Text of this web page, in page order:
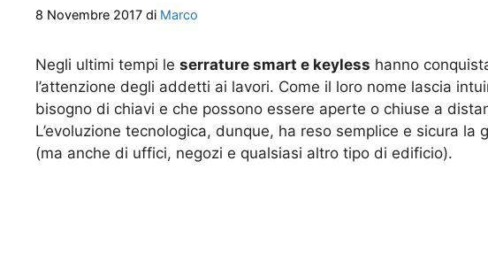
8 Novembre 2017 di Marco
Negli ultimi tempi le serrature smart e keyless hanno
l’attenzione degli addetti ai lavori. Come il loro nome lascia
bisogno di chiavi e che possono essere aperte o chiuse a
L’evoluzione tecnologica, dunque, ha reso semplice e sicura
(ma anche di uffici, negozi e qualsiasi altro tipo di edificio).